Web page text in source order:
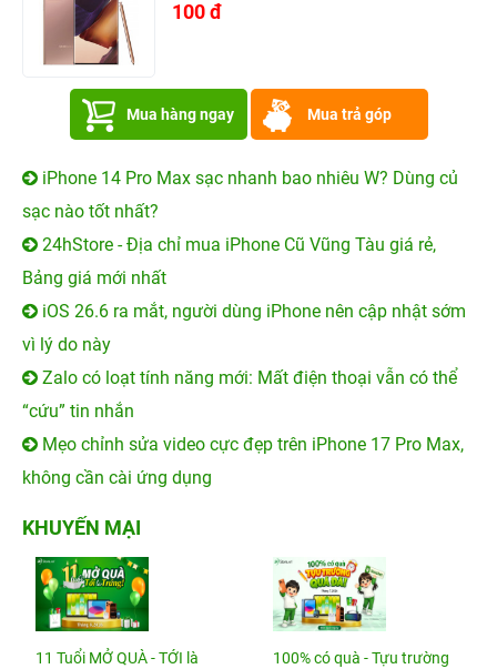
100 đ
Mua hàng ngay Mua trả góp
iPhone 14 Pro Max sạc nhanh bao nhiêu W? Dùng củ
sạc nào tốt nhất?
24hStore - Địa chỉ mua iPhone Cũ Vũng Tàu giá rẻ,
Bảng giá mới nhất
iOS 26.6 ra mắt, người dùng iPhone nên cập nhật sớm
vì lý do này
Zalo có loạt tính năng mới: Mất điện thoại vẫn có thể
“cứu” tin nhắn
Mẹo chỉnh sửa video cực đẹp trên iPhone 17 Pro Max,
không cần cài ứng dụng
KHUYẾN MẠI
11 Tuổi MỞ QUÀ - TỚI là
100% có quà - Tựu trường